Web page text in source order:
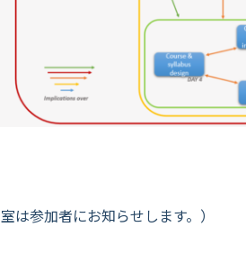
は参加者にお知らせします。）